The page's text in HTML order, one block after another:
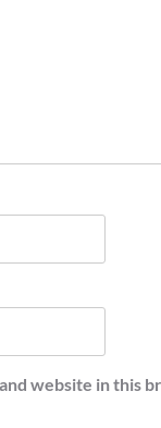
website in this